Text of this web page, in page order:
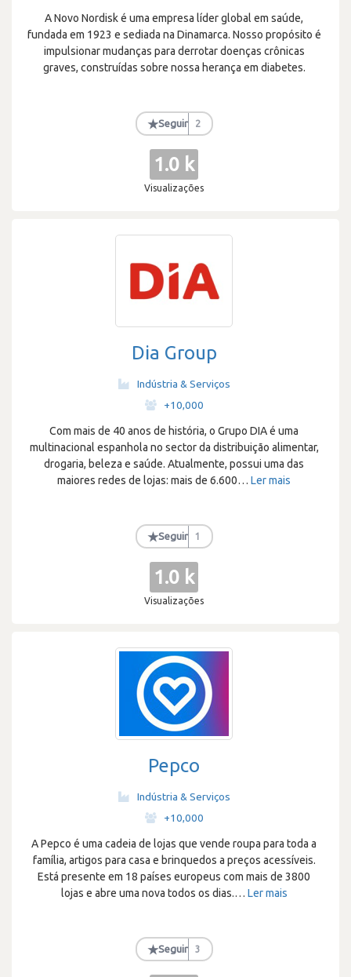
A Novo Nordisk é uma empresa líder global em saúde,
fundada em 1923 e sediada na Dinamarca. Nosso propósito é
impulsionar mudanças para derrotar doenças crônicas
graves, construídas sobre nossa herança em diabetes.
★Seguir 2
1.0 k
Visualizações
Dia Group
Indústria & Serviços
+10,000
Com mais de 40 anos de história, o Grupo DIA é uma
multinacional espanhola no sector da distribuição alimentar,
drogaria, beleza e saúde. Atualmente, possui uma das
maiores redes de lojas: mais de 6.600… Ler mais
★Seguir 1
1.0 k
Visualizações
Pepco
Indústria & Serviços
+10,000
A Pepco é uma cadeia de lojas que vende roupa para toda a
família, artigos para casa e brinquedos a preços acessíveis.
Está presente em 18 países europeus com mais de 3800
lojas e abre uma nova todos os dias.… Ler mais
★Seguir 3